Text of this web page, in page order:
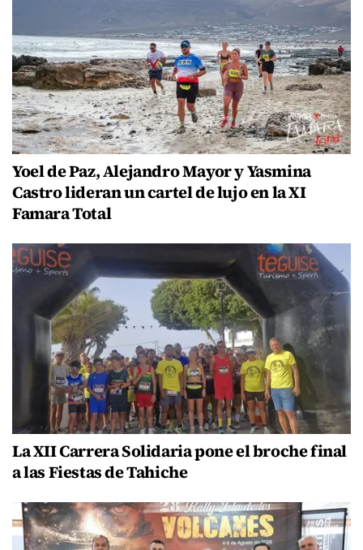
Yoel de Paz, Alejandro Mayor y Yasmina
Castro lideran un cartel de lujo en la XI
Famara Total
La XII Carrera Solidaria pone el broche final
a las Fiestas de Tahiche